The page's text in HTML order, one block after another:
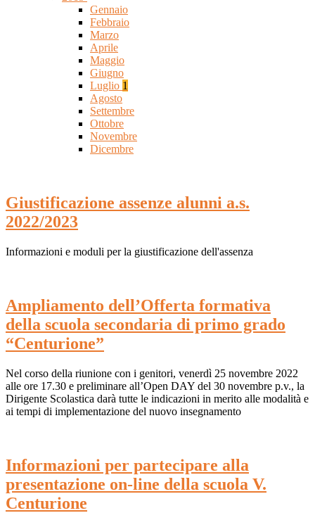
Gennaio
Febbraio
Marzo
Aprile
Maggio
Giugno
Luglio 1
Agosto
Settembre
Ottobre
Novembre
Dicembre
Giustificazione assenze alunni a.s.
2022/2023
Informazioni e moduli per la giustificazione dell'assenza
Ampliamento dell’Offerta formativa
della scuola secondaria di primo grado
“Centurione”
Nel corso della riunione con i genitori, venerdì 25 novembre 2022
alle ore 17.30 e preliminare all’Open DAY del 30 novembre p.v., la
Dirigente Scolastica darà tutte le indicazioni in merito alle modalità e
ai tempi di implementazione del nuovo insegnamento
Informazioni per partecipare alla
presentazione on-line della scuola V.
Centurione